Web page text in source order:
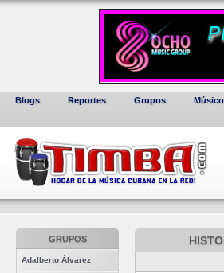
Blogs Reportes Grupos
GRUPOS
Adalberto Álvarez